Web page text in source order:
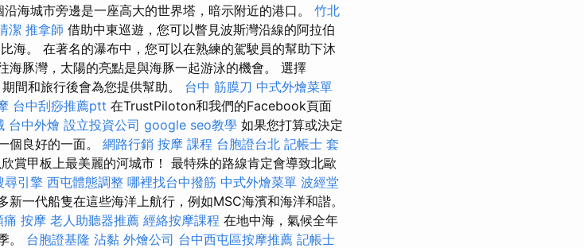
沿海城市旁邊是一座高大的世界塔，暗示附近的港口。 竹北
潔 推拿師 借助中東巡遊，您可以瞥見波斯灣沿線的阿拉伯
海。 在著名的瀑布中，您可以在熟練的駕駛員的幫助下沐
海豚灣，太陽的亮點是與海豚一起游泳的機會。 選擇
間和旅行後會為您提供幫助。 台中 筋膜刀 中式外燴菜單
台中刮痧推薦ptt 在TrustPiloton和我們的Facebook頁面
台中外燴 設立投資公司 google seo教學 如果您打算或決定
個良好的一面。 網路行銷 按摩 課程 台胞證台北 記帳士 套
賞甲板上最美麗的河城市！ 最特殊的路線肯定會導致北歐
尋引擎 西屯體態調整 哪裡找台中撥筋 中式外燴菜單 波經堂
一代船隻在這些海洋上航行，例如MSC海濱和海洋和諧。
痛 按摩 老人助聽器推薦 經絡按摩課程 在地中海，氣候全年
。 台胞證基隆 沾黏 外燴公司 台中西屯區按摩推薦 記帳士